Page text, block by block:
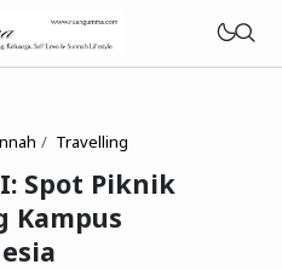
Travelling
Spot Piknik
Kampus